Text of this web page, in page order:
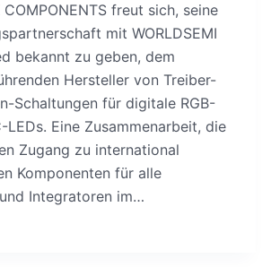
COMPONENTS freut sich, seine
mit WORLDSEMI
bekannt zu geben, dem
Hersteller von Treiber-
Schaltungen für digitale RGB-
LEDs. Eine Zusammenarbeit, die
Zugang zu international
Komponenten für alle
Integratoren im…